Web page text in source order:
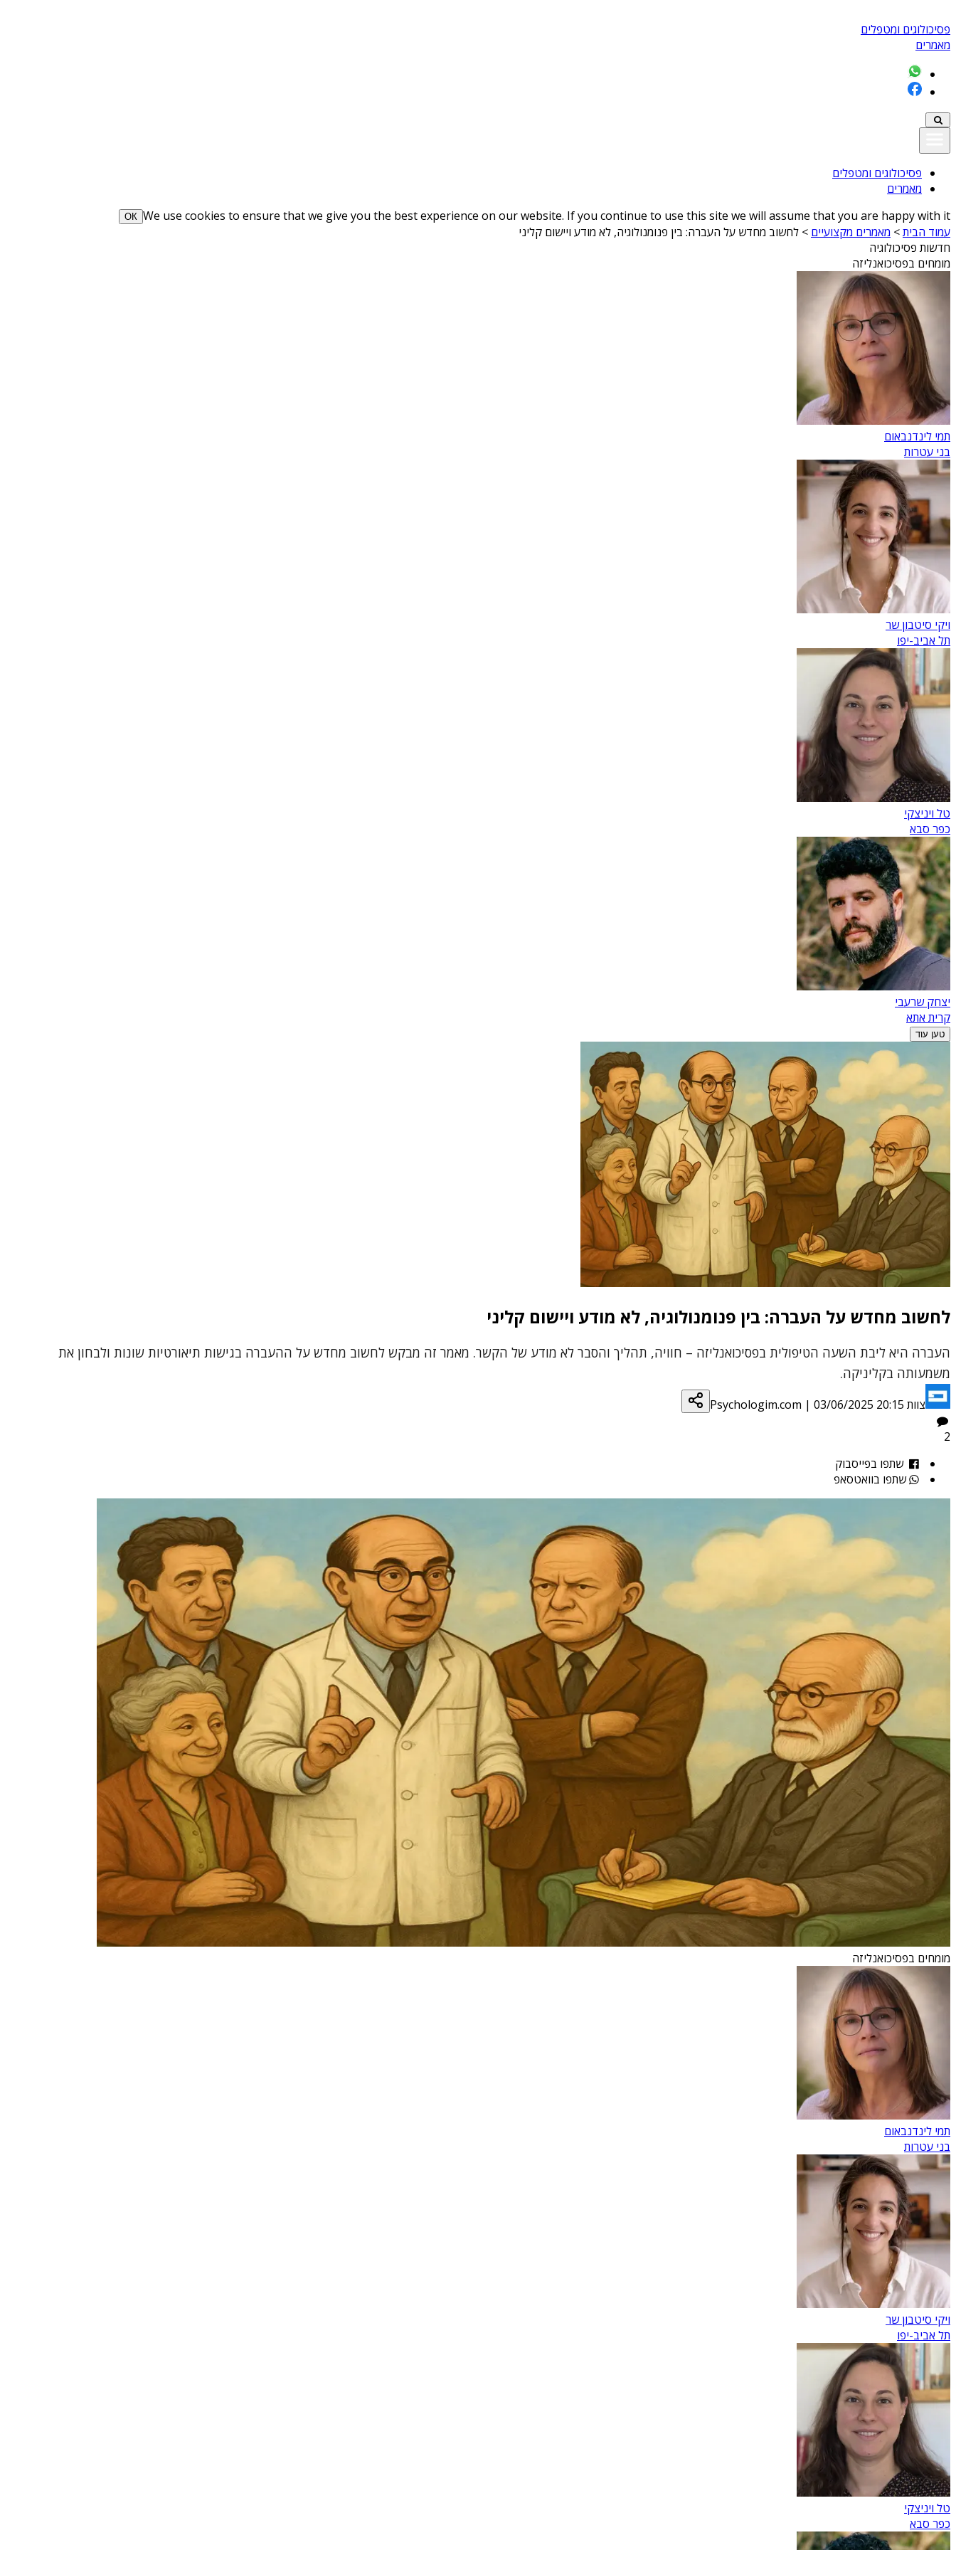
פסיכולוגים ומטפלים
מאמרים
פסיכולוגים ומטפלים
מאמרים
We use cookies to ensure that we give you the best experience on our website. If you continue to use this site we will assume that you are happy with it
ОК
עמוד הבית> מאמרים מקצועיים > לחשוב מחדש על העברה: בין פנומנולוגיה, לא מודע ויישום קליני
חדשות פסיכולוגיה
מומחים בפסיכואנליזה
תמי לינדנבאום
בני עטרות
ויקי סיטבון שר
תל אביב-יפו
טל ויניצקי
כפר סבא
יצחק שרעבי
קרית אתא
טען עוד
לחשוב מחדש על העברה: בין פנומנולוגיה, לא מודע ויישום קליני
העברה היא ליבת השעה הטיפולית בפסיכואנליזה – חוויה, תהליך והסבר לא מודע של הקשר. מאמר זה מבקש לחשוב מחדש על ההעברה בגישות תיאורטיות שונות ולבחון את
משמעותה בקליניקה.
צוות Psychologim.com | 03/06/2025 20:15
2
שתפו בפייסבוק
שתפו בוואטסאפ
מומחים בפסיכואנליזה
תמי לינדנבאום
בני עטרות
ויקי סיטבון שר
תל אביב-יפו
טל ויניצקי
כפר סבא